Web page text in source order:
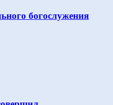
богослужения